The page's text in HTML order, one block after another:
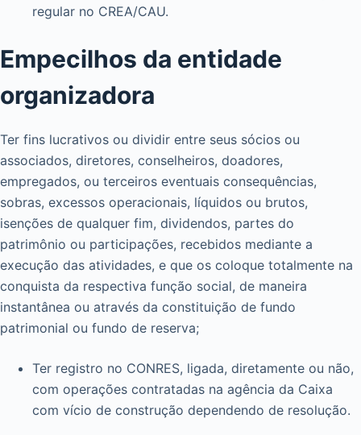
regular no CREA/CAU.
Empecilhos da entidade
organizadora
Ter fins lucrativos ou dividir entre seus sócios ou
associados, diretores, conselheiros, doadores,
empregados, ou terceiros eventuais consequências,
sobras, excessos operacionais, líquidos ou brutos,
isenções de qualquer fim, dividendos, partes do
patrimônio ou participações, recebidos mediante a
execução das atividades, e que os coloque totalmente na
conquista da respectiva função social, de maneira
instantânea ou através da constituição de fundo
patrimonial ou fundo de reserva;
Ter registro no CONRES, ligada, diretamente ou não,
com operações contratadas na agência da Caixa
com vício de construção dependendo de resolução.